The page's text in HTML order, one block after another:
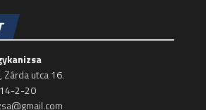
utca 16.
2-20